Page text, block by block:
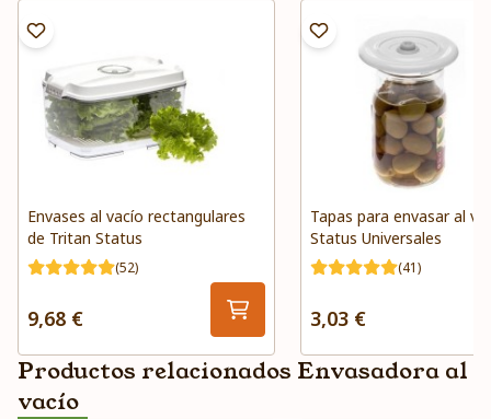
Envases al vacío rectangulares
de Tritan Status
(52)
9,68 €
Tapas para envasar al
Status Universales
(41)
3,03 €
Productos relacionados Envasadora al
vacío